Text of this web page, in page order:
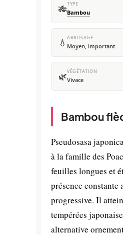
🎋TYPE
Bambou
💧 ARROSAGE
Moyen, important
🌿VÉGÉTATION
Vivace
Bambou
Pseudosasa
à la famille des
feuilles longues et
présence
progressive. Il
tempérées
alternative